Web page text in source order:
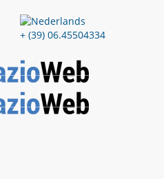
+ (39) 06.45504334